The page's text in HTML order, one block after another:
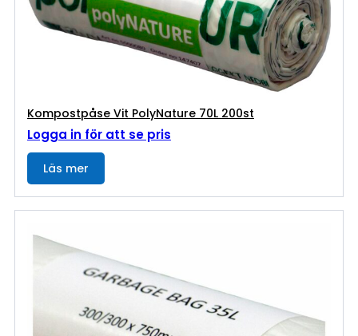
Kompostpåse Vit PolyNature 70L 200st
Logga in för att se pris
Läs mer